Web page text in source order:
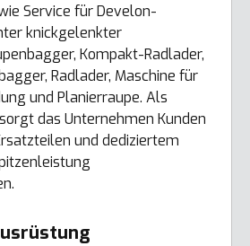
Service für Develon-
knickgelenkter
Kompakt-Radlader,
Radlader, Maschine für
und Planierraupe. Als
das Unternehmen Kunden
und dediziertem